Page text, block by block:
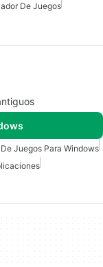
De Juegos
Juegos Para Windows